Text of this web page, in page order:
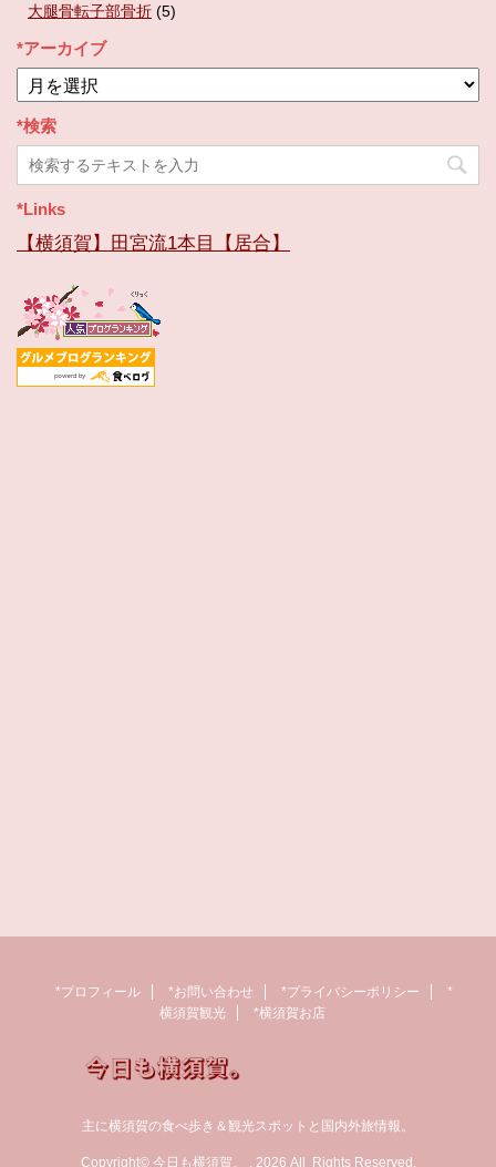
大腿骨転子部骨折 (5)
*アーカイブ
ア
ー
カ
イ
ブ
*検索
*Links
【横須賀】田宮流1本目【居合】
*プロフィール *お問い合わせ *プライバシーポリシー
*
横須賀観光
*横須賀お店
主に横須賀の食べ歩き＆観光スポットと国内外旅情報。
Copyright© 今日も横須賀。 , 2026 All Rights Reserved.